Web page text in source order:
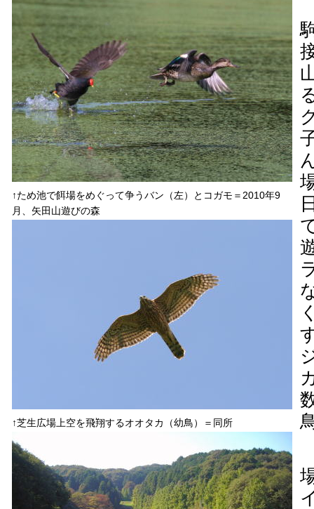
↑ため池で餌場をめぐって争うバン（左）とコガモ＝2010年9
月、矢田山遊びの森
↑芝生広場上空を飛翔するオオタカ（幼鳥）＝同所